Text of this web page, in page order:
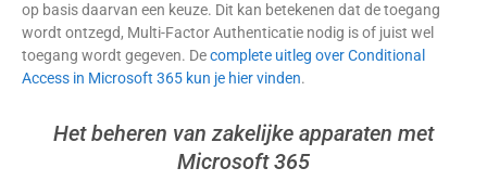
op basis daarvan een keuze. Dit kan betekenen dat de toegang
wordt ontzegd, Multi-Factor Authenticatie nodig is of juist wel
toegang wordt gegeven. Decomplete uitleg over Conditional
Access in Microsoft 365 kun je hier vinden.
Het beheren van zakelijke apparaten met
Microsoft 365